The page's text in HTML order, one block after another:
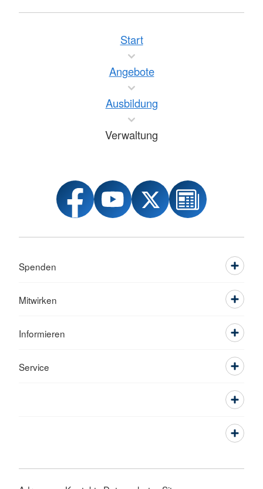
Start
Angebote
Ausbildung
Verwaltung
Spenden
Mitwirken
Informieren
Service